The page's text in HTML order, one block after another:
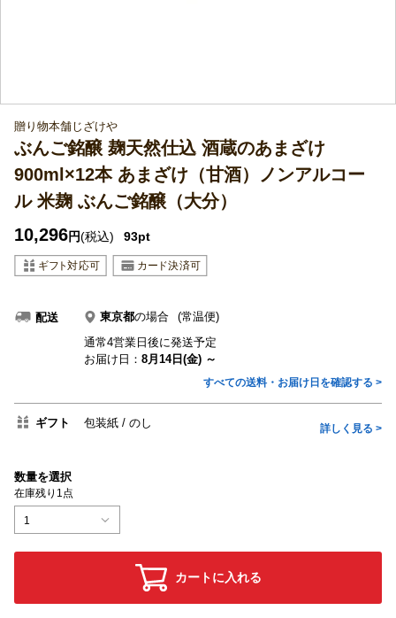
贈り物本舗じざけや
ぶんご銘醸 麹天然仕込 酒蔵のあまざけ
900ml×12本 あまざけ（甘酒）ノンアルコー
ル 米麹 ぶんご銘醸（大分）
10,296円(税込) 93pt
配送 東京都の場合
(常温便)
通常4営業日後に発送予定
お届け日： 8月14日(金) ～
すべての送料・お届け日を確認する >
ギフト 包装紙 のし 詳しく見る >
数量を選択
在庫残り1点
1
カートに入れる